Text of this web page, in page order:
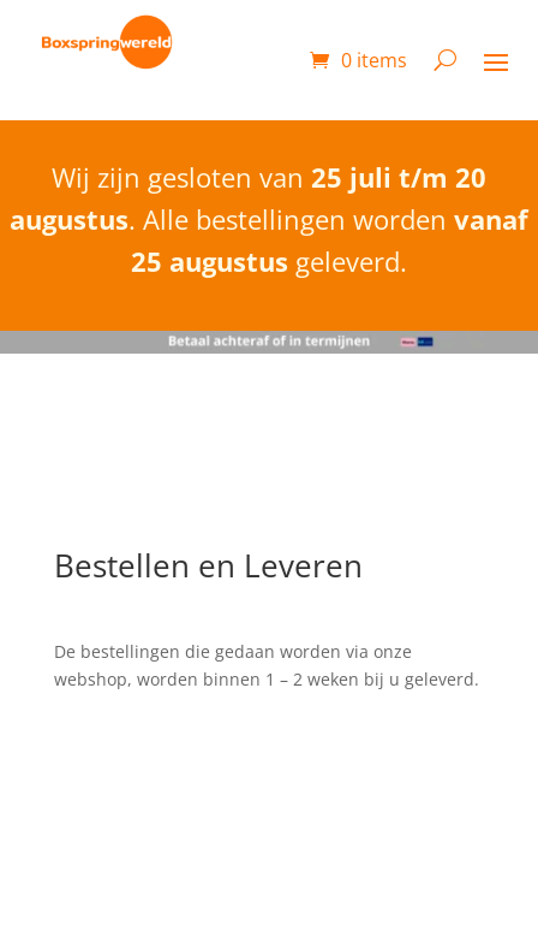
0 items
Wij zijn gesloten van 25 juli t/m 20
augustus. Alle bestellingen worden vanaf
25 augustus geleverd.
Bestellen en Leveren
De bestellingen die gedaan worden via onze
webshop, worden binnen 1 – 2 weken bij u geleverd.